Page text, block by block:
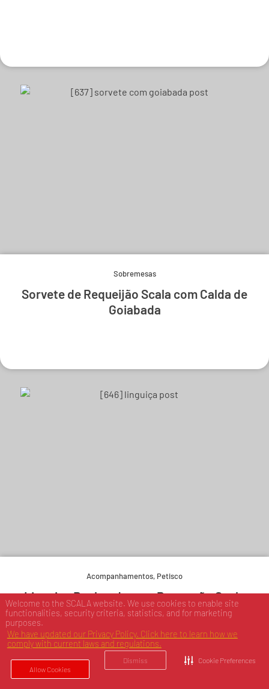
Welcome to the SCALA website. We use cookies to enable site
functionalities, security criteria, statistics, and for marketing
purposes.
We have updated our Privacy Policy. Click here to learn how we
comply with current laws and regulations.
Allow Cookies
Dismiss Cookie Preferences
Sobremesas
Sorvete de Requeijão Scala com Calda de
Goiabada
Acompanhamentos, Petisco
Linguiça Recheada com Parmesão Scala
Experimente e derreta-se.